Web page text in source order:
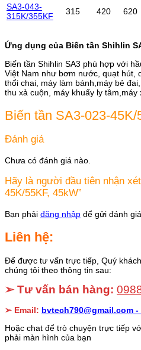
SA3-043-
315K/355KF
315 420 620
Ứng dụng của Biến tần Shihlin
Biến tần Shihlin SA3 phù hợp với
Việt Nam như bơm nước, quạt hút,
thổi chai, máy làm bánh,máy bẻ
thu xả cuộn, máy khuấy ly tâm,máy
Biến tần SA3-023-45K/
Đánh giá
Chưa có đánh giá nào.
Hãy là người đầu tiên nhận
45K/55KF, 45kW”
Bạn phải đăng nhập để gửi đánh giá.
Liên hệ:
Để được tư vấn trực tiếp, Quý
chúng tôi theo thông tin sau:
➢ Tư vấn bán hàng:
➢ Email: bvtech790@gmail.com -
Hoặc chat để trò chuyện trực tiếp
phải màn hình của bạn